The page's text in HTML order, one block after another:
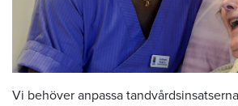
Vi behöver anpassa